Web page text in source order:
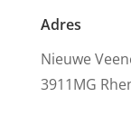
Adres
Nieuwe
3911MG